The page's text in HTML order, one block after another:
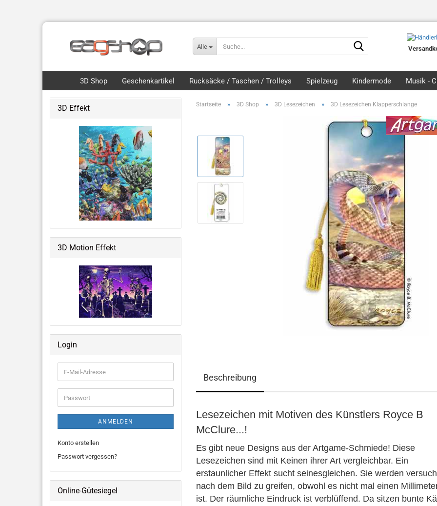
Alle
3D Shop
Royce 3D Collection Packs
3D Lesezeichen Hunde
Dinos & Drachen
Fische, Wale, Haie & mehr
Hunde & Katzen
Vögel & Fliegendes
Wüste & Dschungel-Tiere
weitere Tiermotive
Weltraum & Aliens
Grusliges, Halloween &
Fantastisches
Große Notizbücher mit 3D-Cover
3D ART Medikarten
3D Foto Klappkarten, quadratisch
3D Klappkarten mit Musik & Licht
3D Polaroid Klappkarten
3D Schulanfangskarten
3D Weihnachtsklappkarten
Geschenkartikel Rucksäcke / Taschen / Trolleys Spielzeug Kindermode Musik -
Startseite » 3D Shop » 3D Lesezeichen » 3D Lesezeichen Klapperschlange
Beschreibung
Lesezeichen mit Motiven des Künstlers Royce B
McClure...!
Es gibt neue Designs aus der Artgame-Schmiede! Diese
Lesezeichen sind mit Keinen ihrer Art vergleichbar. Ein
erstaunlicher Effekt sucht seinesgleichen. Sie werden
nach dem Bild zu greifen, obwohl es nicht mal einen
ist. Der räumliche Eindruck ist verblüffend. Da sitzen bunte
3D Effekt
3D Motion Effekt
Login
E-
Mail-
Adresse
Passwort
ANMELDEN
Konto erstellen
Passwort vergessen?
Online-Gütesiegel